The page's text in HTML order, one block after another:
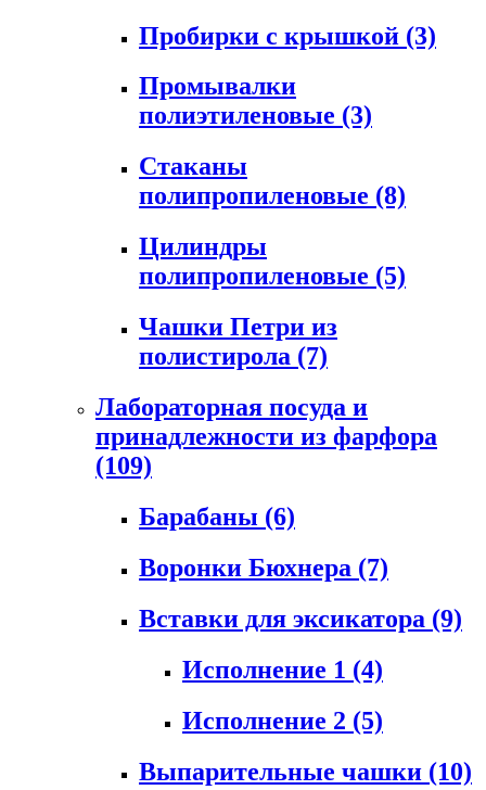
Пробирки с крышкой (3)
Промывалки
полиэтиленовые (3)
Стаканы
полипропиленовые (8)
Цилиндры
полипропиленовые (5)
Чашки Петри из
полистирола (7)
Лабораторная посуда и
принадлежности из фарфора
(109)
Барабаны (6)
Воронки Бюхнера (7)
Вставки для эксикатора (9)
Исполнение 1 (4)
Исполнение 2 (5)
Выпарительные чашки (10)